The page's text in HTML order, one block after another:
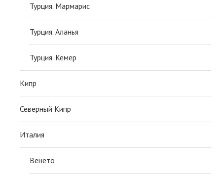
Турция. Мармарис
Турция. Аланья
Турция. Кемер
Кипр
Северный Кипр
Италия
Венето